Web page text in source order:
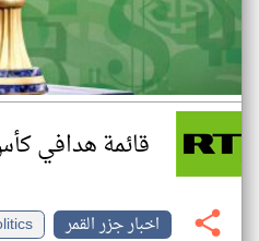
قائمة هدافي كأس
اخبار جزر القمر